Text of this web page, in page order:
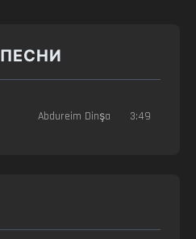
Abdureim Dinşa 3:49